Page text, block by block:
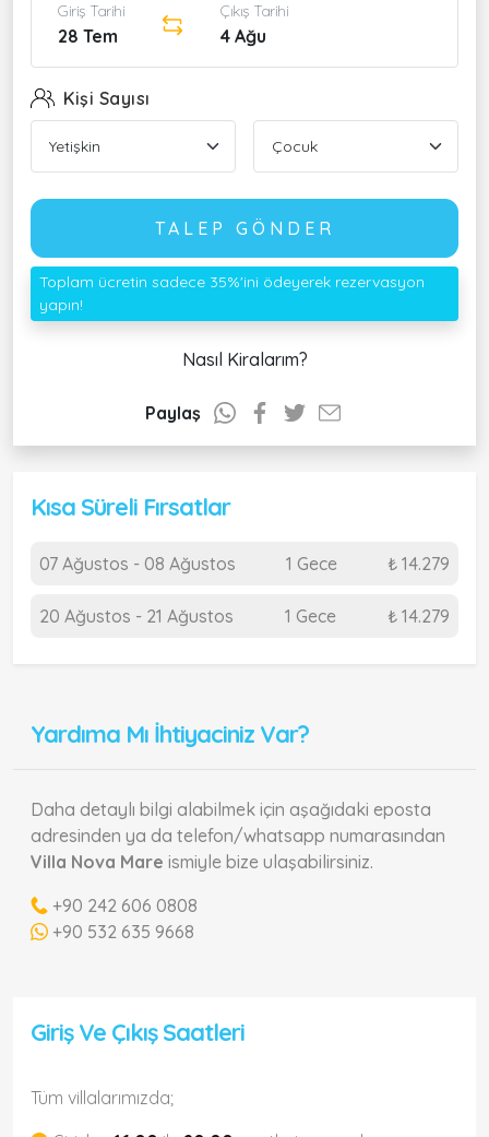
Giriş Tarihi
28 Tem
Çıkış Tarihi
4 Ağu
Kişi Sayısı
TALEP GÖNDER
Toplam ücretin sadece 35%'ini ödeyerek rezervasyon
yapın!
Nasıl Kiralarım?
Paylaş
Kısa Süreli Fırsatlar
07 Ağustos - 08 Ağustos 1 Gece ₺ 14.279
20 Ağustos - 21 Ağustos 1 Gece ₺ 14.279
Yardıma Mı İhtiyaciniz Var?
Daha detaylı bilgi alabilmek için aşağıdaki eposta
adresinden ya da telefon/whatsapp numarasından
Villa Nova Mare ismiyle bize ulaşabilirsiniz.
+90 242 606 0808
+90 532 635 9668
Giriş Ve Çıkış Saatleri
Tüm villalarımızda;